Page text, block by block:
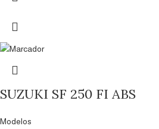
SUZUKI SF 250 FI ABS
Modelos